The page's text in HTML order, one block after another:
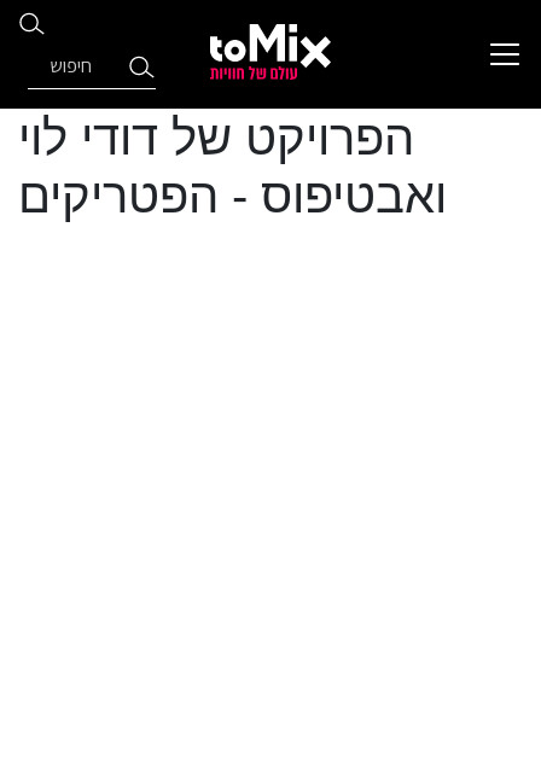
הפרויקט של דודי לוי
ואבטיפוס - הפטריקים